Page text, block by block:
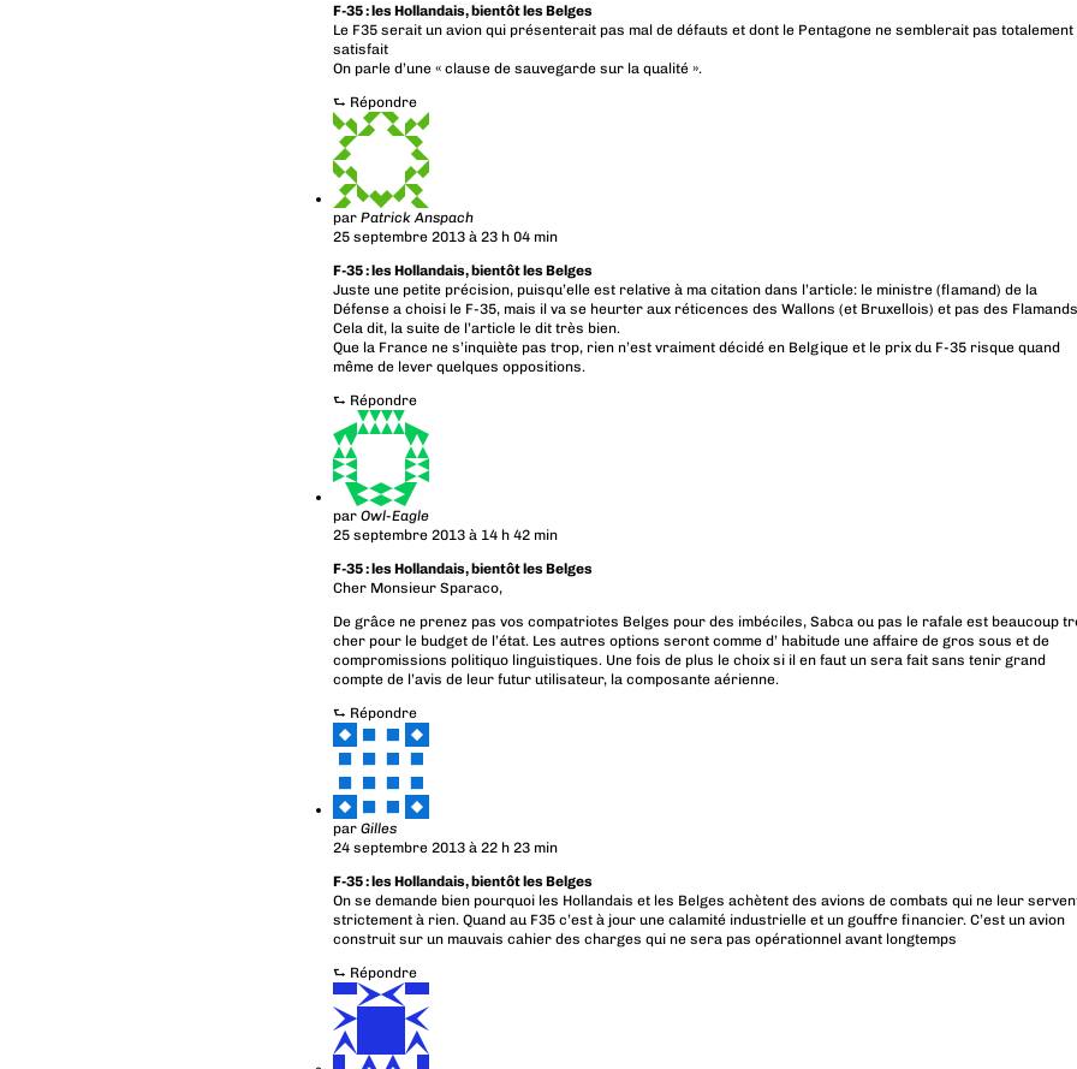
F-35 : les Hollandais, bientôt les Belges
Le F35 serait un avion qui présenterait pas mal de défauts et dont le Pentagone ne semblerait pas totalement
satisfait
On parle d’une « clause de sauvegarde sur la qualité ».
⮑ Répondre
par Patrick Anspach
25 septembre 2013 à 23 h 04 min
F-35 : les Hollandais, bientôt les Belges
Juste une petite précision, puisqu’elle est relative à ma citation dans l’article: le ministre (flamand) de la
Défense a choisi le F-35, mais il va se heurter aux réticences des Wallons (et Bruxellois) et pas des
Cela dit, la suite de l’article le dit très bien.
Que la France ne s’inquiète pas trop, rien n’est vraiment décidé en Belgique et le prix du F-35 risque quand
même de lever quelques oppositions.
⮑ Répondre
par Owl-Eagle
25 septembre 2013 à 14 h 42 min
F-35 : les Hollandais, bientôt les Belges
Cher Monsieur Sparaco,
De grâce ne prenez pas vos compatriotes Belges pour des imbéciles, Sabca ou pas le rafale est beaucoup
cher pour le budget de l’état. Les autres options seront comme d’ habitude une affaire de gros sous et de
compromissions politiquo linguistiques. Une fois de plus le choix si il en faut un sera fait sans tenir grand
compte de l’avis de leur futur utilisateur, la composante aérienne.
⮑ Répondre
par Gilles
24 septembre 2013 à 22 h 23 min
F-35 : les Hollandais, bientôt les Belges
On se demande bien pourquoi les Hollandais et les Belges achètent des avions de combats qui ne leur
strictement à rien. Quand au F35 c’est à jour une calamité industrielle et un gouffre financier. C’est un avion
construit sur un mauvais cahier des charges qui ne sera pas opérationnel avant longtemps
⮑ Répondre